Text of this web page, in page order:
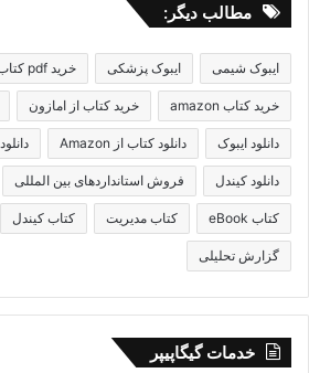
مطالب دیگر:
ایبوک شیمی ایبوک پزشکی خرید pdf کتاب خارجی
خرید کتاب amazon خرید کتاب از امازون
دانلود ایبوک دانلود کتاب از Amazon
دانلود کیندل فروش استانداردهای بین المللی
کتاب eBook کتاب مدیریت کتاب کیندل
گزارش تحلیلی
خدمات گیگاپیپر